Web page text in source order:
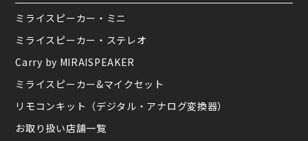
ミライスピーカー・ミニ
ミライスピーカー・ステレオ
Carry by MIRAISPEAKER
ミライスピーカー&マイクセット
リモコンキット（デジタル・アナログ変換器）
お取り扱い店舗一覧